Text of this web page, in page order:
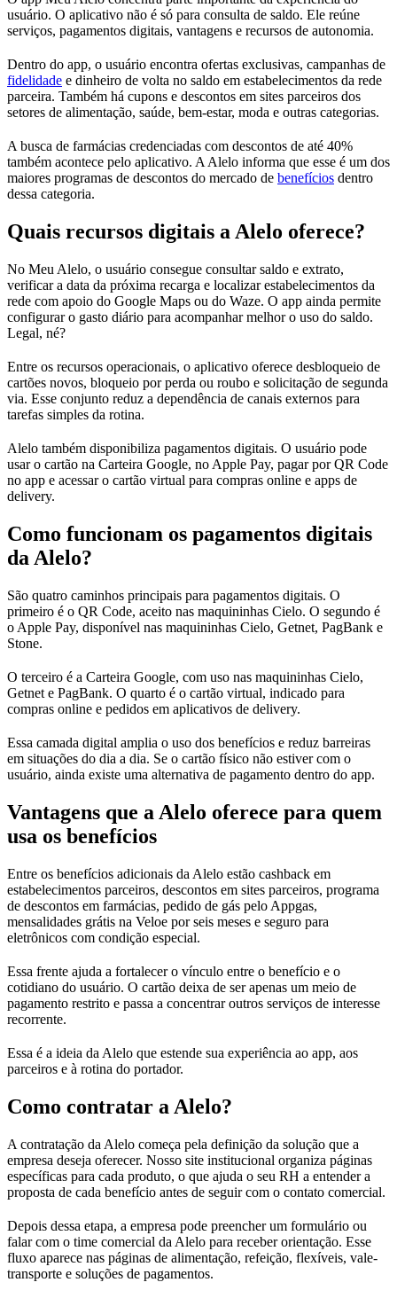
usuário. O aplicativo não é só para consulta de saldo. Ele reúne
serviços, pagamentos digitais, vantagens e recursos de autonomia.
Dentro do app, o usuário encontra ofertas exclusivas, campanhas de
fidelidade e dinheiro de volta no saldo em estabelecimentos da rede
parceira. Também há cupons e descontos em sites parceiros dos
setores de alimentação, saúde, bem-estar, moda e outras categorias.
A busca de farmácias credenciadas com descontos de até 40%
também acontece pelo aplicativo. A Alelo informa que esse é um dos
maiores programas de descontos do mercado de benefícios dentro
dessa categoria.
Quais recursos digitais a Alelo oferece?
No Meu Alelo, o usuário consegue consultar saldo e extrato,
verificar a data da próxima recarga e localizar estabelecimentos da
rede com apoio do Google Maps ou do Waze. O app ainda permite
configurar o gasto diário para acompanhar melhor o uso do saldo.
Legal, né?
Entre os recursos operacionais, o aplicativo oferece desbloqueio de
cartões novos, bloqueio por perda ou roubo e solicitação de segunda
via. Esse conjunto reduz a dependência de canais externos para
tarefas simples da rotina.
Alelo também disponibiliza pagamentos digitais. O usuário pode
usar o cartão na Carteira Google, no Apple Pay, pagar por QR Code
no app e acessar o cartão virtual para compras online e apps de
delivery.
Como funcionam os pagamentos digitais
da Alelo?
São quatro caminhos principais para pagamentos digitais. O
primeiro é o QR Code, aceito nas maquininhas Cielo. O segundo é
o Apple Pay, disponível nas maquininhas Cielo, Getnet, PagBank e
Stone.
O terceiro é a Carteira Google, com uso nas maquininhas Cielo,
Getnet e PagBank. O quarto é o cartão virtual, indicado para
compras online e pedidos em aplicativos de delivery.
Essa camada digital amplia o uso dos benefícios e reduz barreiras
em situações do dia a dia. Se o cartão físico não estiver com o
usuário, ainda existe uma alternativa de pagamento dentro do app.
Vantagens que a Alelo oferece para quem
usa os benefícios
Entre os benefícios adicionais da Alelo estão cashback em
estabelecimentos parceiros, descontos em sites parceiros, programa
de descontos em farmácias, pedido de gás pelo Appgas,
mensalidades grátis na Veloe por seis meses e seguro para
eletrônicos com condição especial.
Essa frente ajuda a fortalecer o vínculo entre o benefício e o
cotidiano do usuário. O cartão deixa de ser apenas um meio de
pagamento restrito e passa a concentrar outros serviços de interesse
recorrente.
Essa é a ideia da Alelo que estende sua experiência ao app, aos
parceiros e à rotina do portador.
Como contratar a Alelo?
A contratação da Alelo começa pela definição da solução que a
empresa deseja oferecer. Nosso site institucional organiza páginas
específicas para cada produto, o que ajuda o seu RH a entender a
proposta de cada benefício antes de seguir com o contato comercial.
Depois dessa etapa, a empresa pode preencher um formulário ou
falar com o time comercial da Alelo para receber orientação. Esse
fluxo aparece nas páginas de alimentação, refeição, flexíveis, vale-
transporte e soluções de pagamentos.